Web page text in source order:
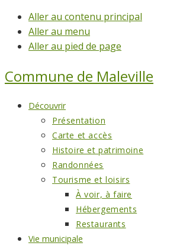
Aller au contenu principal
Aller au menu
Aller au pied de page
Commune de Maleville
Découvrir
Présentation
Carte et accès
Histoire et patrimoine
Randonnées
Tourisme et loisirs
À voir, à faire
Hébergements
Restaurants
Vie municipale